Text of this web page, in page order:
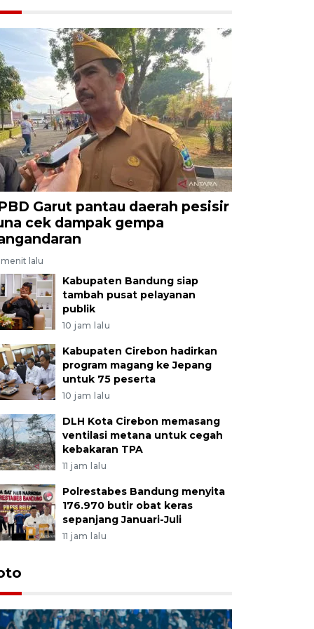
Garut pantau daerah pesisir
cek dampak gempa
lalu
Kabupaten Bandung siap
tambah pusat pelayanan
publik
10 jam lalu
Kabupaten Cirebon hadirkan
program magang ke Jepang
untuk 75 peserta
10 jam lalu
DLH Kota Cirebon memasang
ventilasi metana untuk cegah
kebakaran TPA
11 jam lalu
Polrestabes Bandung menyita
176.970 butir obat keras
sepanjang Januari-Juli
11 jam lalu